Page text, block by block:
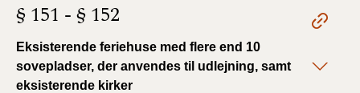
§ 151 - § 152
Eksisterende feriehuse med flere end 10
sovepladser, der anvendes til udlejning, samt
eksisterende kirker